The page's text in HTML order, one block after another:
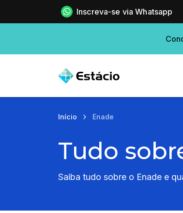
Inscreva-se via Whatsapp
Início Enade
Tudo
Saiba tudo sobre o Enade e